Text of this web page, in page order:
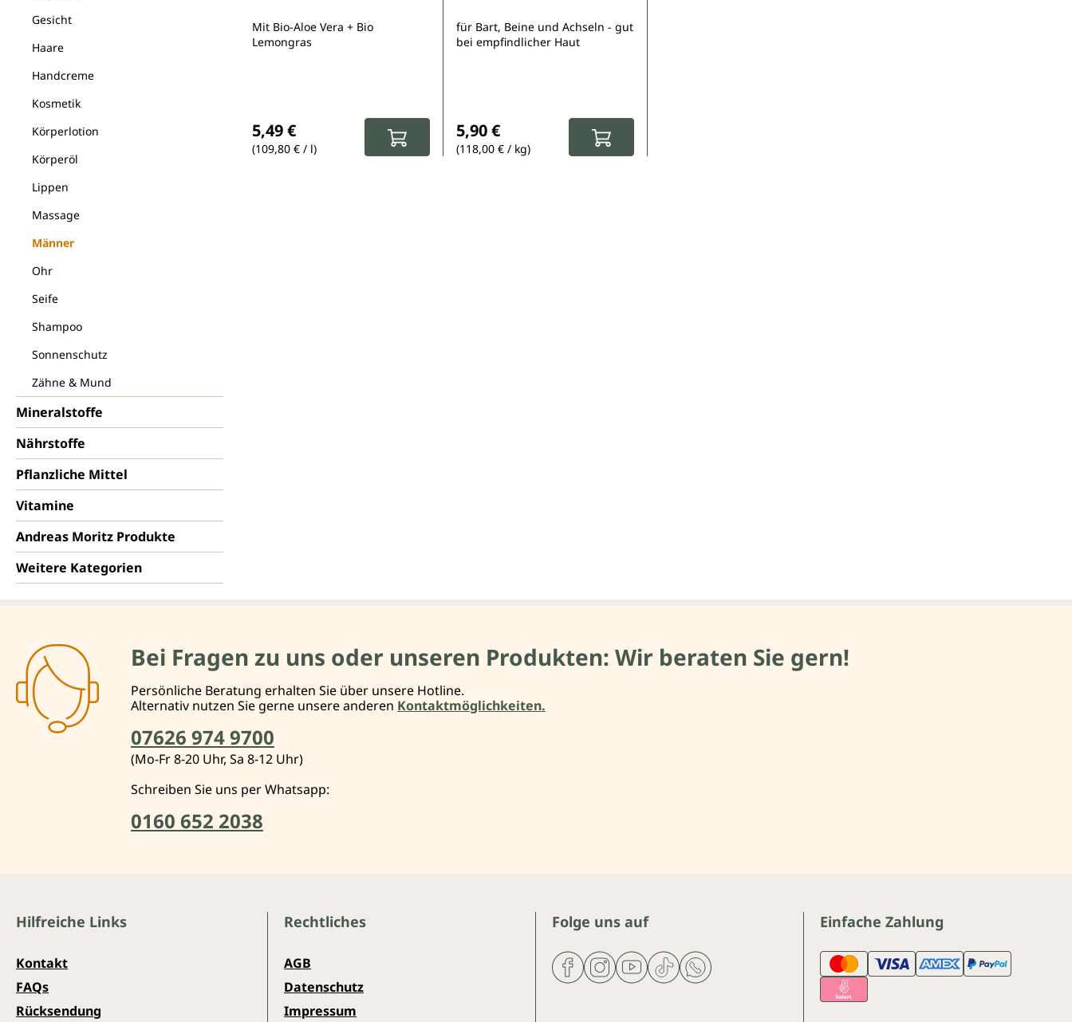
Gesicht
Haare
Handcreme
Kosmetik
Körperlotion
Körperöl
Lippen
Massage
Männer
Ohr
Seife
Shampoo
Sonnenschutz
Zähne & Mund
Mineralstoffe
Nährstoffe
Pflanzliche Mittel
Vitamine
Andreas Moritz Produkte
Weitere Kategorien
Mit Bio-Aloe Vera + Bio
Lemongras
5,49 €
(109,80 € / l)
für Bart, Beine und Achseln - gut
bei empfindlicher Haut
5,90 €
(118,00 € / kg)
Bei Fragen zu uns oder unseren Produkten: Wir beraten Sie gern!
Persönliche Beratung erhalten Sie über unsere Hotline.
Alternativ nutzen Sie gerne unsere anderen Kontaktmöglichkeiten.
07626 974 9700
(Mo-Fr 8-20 Uhr, Sa 8-12 Uhr)
Schreiben Sie uns per Whatsapp:
0160 652 2038
Folge uns auf Einfache Zahlung
Hilfreiche Links
Kontakt
FAQs
Rücksendung
Rechtliches
AGB
Datenschutz
Impressum